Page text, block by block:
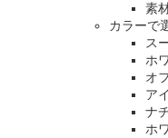
素
カラーで
ス
ホ
オ
ア
ナ
ホ